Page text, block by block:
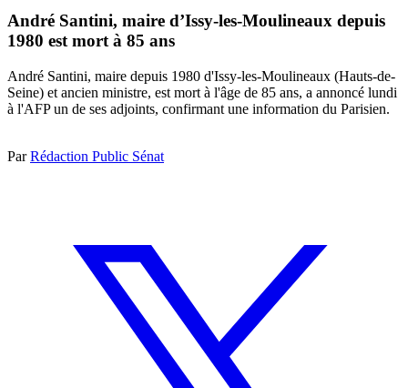
André Santini, maire d’Issy-les-Moulineaux depuis
1980 est mort à 85 ans
André Santini, maire depuis 1980 d'Issy-les-Moulineaux (Hauts-de-
Seine) et ancien ministre, est mort à l'âge de 85 ans, a annoncé lundi
à l'AFP un de ses adjoints, confirmant une information du Parisien.
ParRédaction Public Sénat